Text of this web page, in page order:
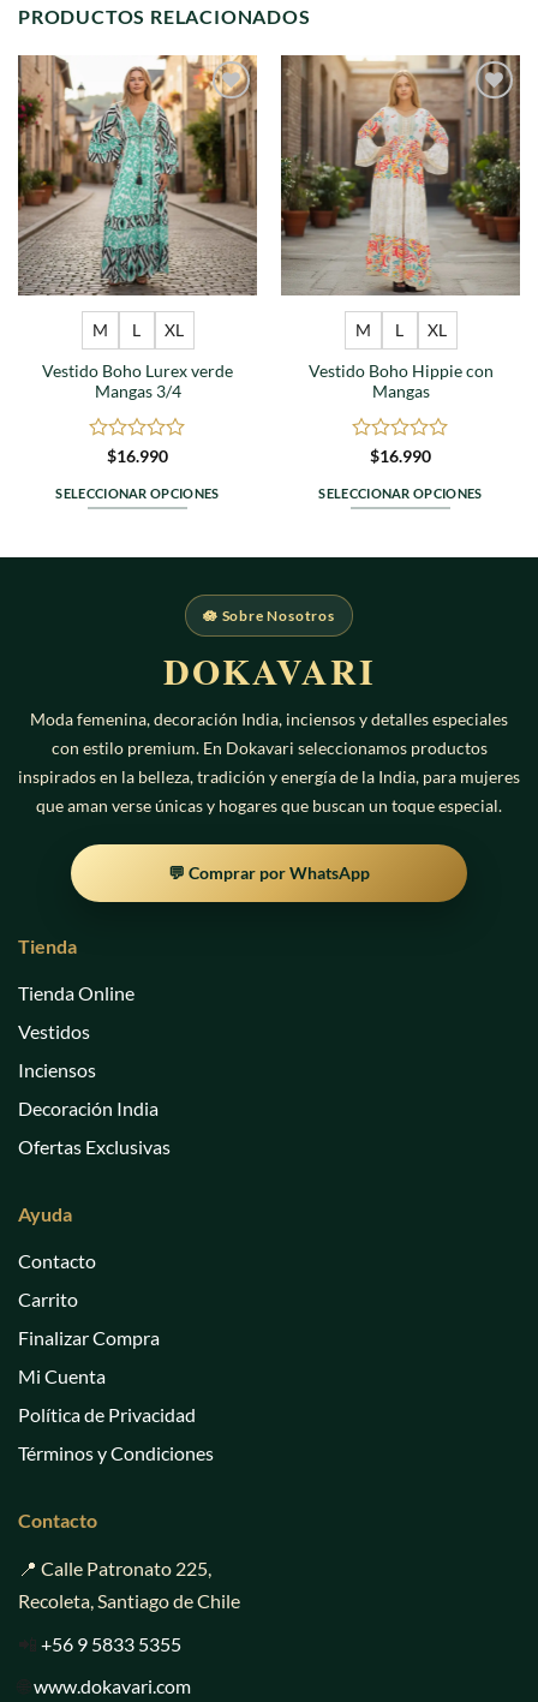
PRODUCTOS RELACIONADOS
Agregar
a
favoritos
M L XL
Vestido Boho Lurex verde
Mangas 3/4
Valorado
0
de
$16.990
SELECCIONAR OPCIONES
múltiples
variantes.
opciones
pueden
elegir
en
la
de
producto
Agregar
a
favoritos
M L XL
Vestido Boho Hippie con
Mangas
Valorado
0
de
$16.990
SELECCIONAR OPCIONES
pueden
elegir
en
la
de
producto
🪷 Sobre Nosotros
DOKAVARI
Moda femenina, decoración India, inciensos y detalles especiales
con estilo premium. En Dokavari seleccionamos productos
inspirados en la belleza, tradición y energía de la India, para mujeres
que aman verse únicas y hogares que buscan un toque especial.
💬 Comprar por WhatsApp
Tienda
Tienda Online
Vestidos
Inciensos
Decoración India
Ofertas Exclusivas
Ayuda
Contacto
Carrito
Finalizar Compra
Mi Cuenta
Política de Privacidad
Términos y Condiciones
Contacto
📍 Calle Patronato 225,
Recoleta, Santiago de Chile
📲 +56 9 5833 5355
🌐www.dokavari.com